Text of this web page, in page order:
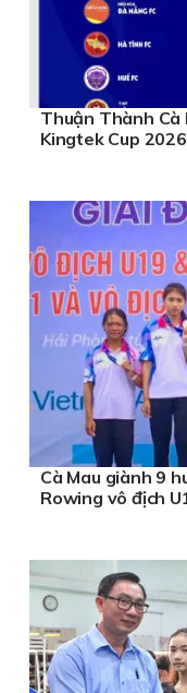
Thuận Thành Cà
Kingtek Cup 2026
Cà Mau giành 9
Rowing vô địch